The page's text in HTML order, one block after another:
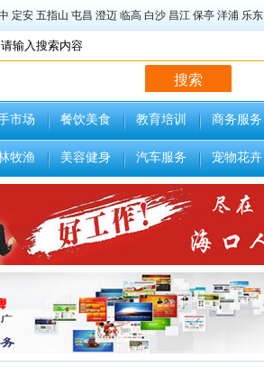
定安 五指山 屯昌 澄迈 临高 白沙 昌江 保亭 洋浦 乐东
市场 餐饮美食 教育培训 商务服务
牧渔 美容健身 汽车服务 宠物花卉